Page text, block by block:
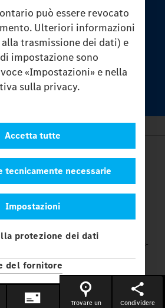
può essere revocato
Ulteriori informazioni
trasmissione dei dati) e
impostazione sono
«Impostazioni» e nella
sulla privacy.
Impostazioni
tecnicamente necessarie
Accetta tutte
protezione dei dati
del fornitore
Provider
Legal Notice
Contatto
Cookies
Protezione dati
Impostazioni
Tutti i diritti riservati.
e Mercedes-
diMercedes-Benz Group AG.
Trovare un
Condividere